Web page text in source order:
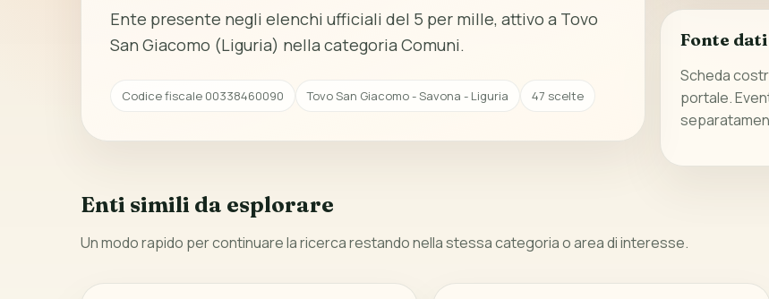
Ente presente negli elenchi ufficiali del 5 per mille, attivo a Tovo
San Giacomo (Liguria) nella categoria Comuni.
Codice fiscale 00338460090 Tovo San Giacomo - Savona - Liguria 47 scelte
Fonte dati
Scheda
portale.
Enti simili da esplorare
Un modo rapido per continuare la ricerca restando nella stessa categoria o area di interesse.